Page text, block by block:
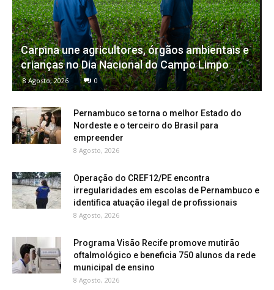
Carpina une agricultores, órgãos ambientais e
crianças no Dia Nacional do Campo Limpo
8 Agosto, 2026 0
Pernambuco se torna o melhor Estado do
Nordeste e o terceiro do Brasil para
empreender
8 Agosto, 2026
Operação do CREF12/PE encontra
irregularidades em escolas de Pernambuco e
identifica atuação ilegal de profissionais
8 Agosto, 2026
Programa Visão Recife promove mutirão
oftalmológico e beneficia 750 alunos da rede
municipal de ensino
8 Agosto, 2026